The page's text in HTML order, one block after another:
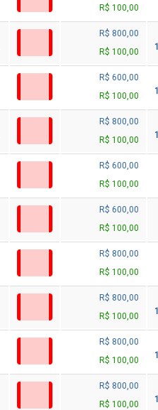
R$ 100,00
R$ 800,00
R$ 100,00
R$ 600,00
R$ 100,00
R$ 800,00
R$ 100,00
R$ 600,00
R$ 100,00
R$ 600,00
R$ 100,00
R$ 800,00
R$ 100,00
R$ 800,00
R$ 100,00
R$ 800,00
R$ 100,00
R$ 800,00
R$ 100,00